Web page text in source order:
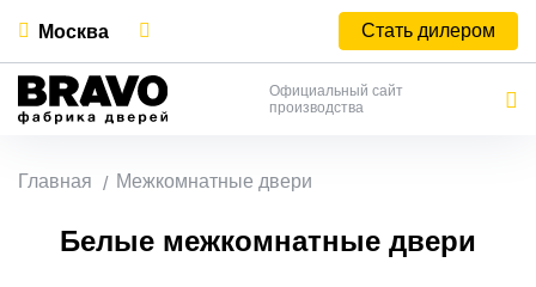
Москва Стать дилером
Официальный сайт
производства
Главная Межкомнатные двери
Белые межкомнатные двери